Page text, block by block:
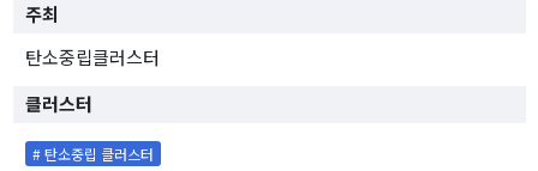
주최
탄소중립클러스터
클러스터
# 탄소중립 클러스터
대담 및 토론회
전문가초청 세미나
사전등록